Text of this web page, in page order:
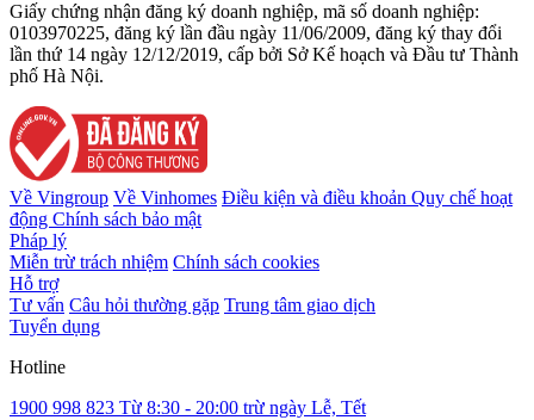
Giấy chứng nhận đăng ký doanh nghiệp, mã số doanh nghiệp:
0103970225, đăng ký lần đầu ngày 11/06/2009, đăng ký thay đổi
lần thứ 14 ngày 12/12/2019, cấp bởi Sở Kế hoạch và Đầu tư Thành
phố Hà Nội.
Về Vingroup Về Vinhomes Điều kiện và điều khoản Quy chế hoạt
động Chính sách bảo mật
Pháp lý
Miễn trừ trách nhiệm Chính sách cookies
Hỗ trợ
Tư vấn Câu hỏi thường gặp Trung tâm giao dịch
Tuyển dụng
Hotline
1900 998 823 Từ 8:30 - 20:00 trừ ngày Lễ, Tết